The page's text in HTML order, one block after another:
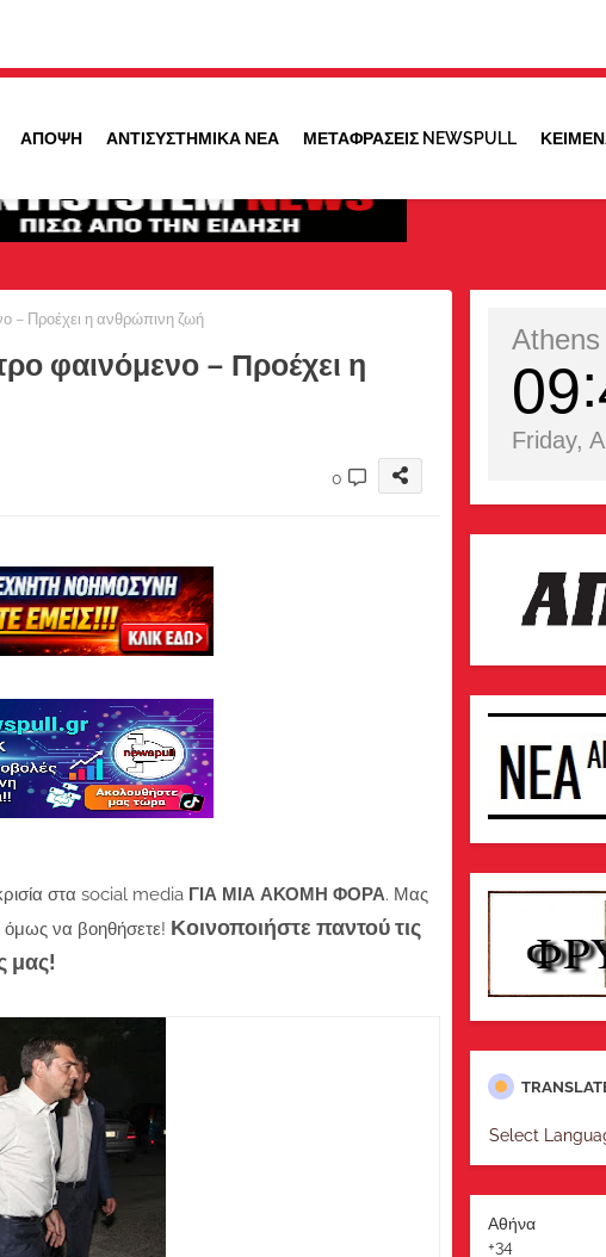
ΑΠΟΨΗ ΑΝΤΙΣΥΣΤΗΜΙΚΑ ΝΕΑ ΜΕΤΑΦΡΑΣΕΙΣ NEWSPULL
– Προέχει η ανθρώπινη ζωή
φαινόμενο – Προέχει η
0
στα social media ΓΙΑ ΜΙΑ ΑΚΟΜΗ ΦΟΡΑ. Μας
όμως να βοηθήσετε! Κοινοποιήστε παντού τις
μας!
Athens
09
Friday,
Select
Αθήνα
+34
λαμβάνετε ειδοποιήσεις για σημαντικά θέματά